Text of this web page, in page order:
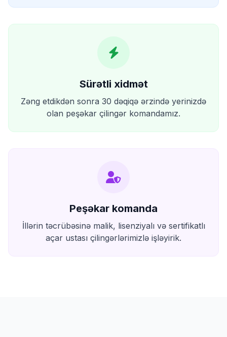
Sürətli xidmət
Zəng etdikdən sonra 30 dəqiqə ərzində yerinizdə
olan peşəkar çilingər komandamız.
Peşəkar komanda
İllərin təcrübəsinə malik, lisenziyalı və sertifikatlı
açar ustası çilingərlərimizlə işləyirik.